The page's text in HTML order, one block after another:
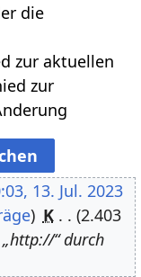
die
zur aktuellen
zur
13. Jul. 2023
K
2.403
“ durch